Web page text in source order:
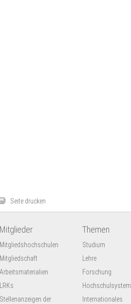
Seite drucken
Mitglieder
Mitgliedshochschulen
Mitgliedschaft
Arbeitsmaterialien
LRKs
Stellenanzeigen der
Themen
Studium
Lehre
Forschung
Hochschulsystem
Internationales